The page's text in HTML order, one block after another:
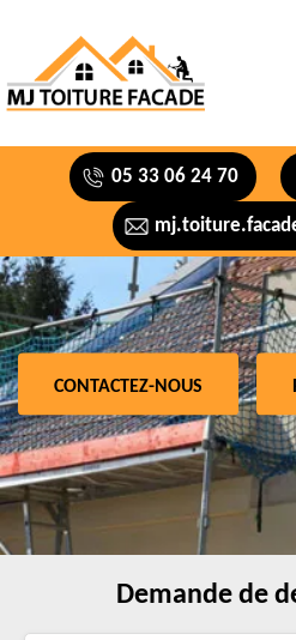
05 33 06 24 70
CONTACTEZ-NOUS
Demande de